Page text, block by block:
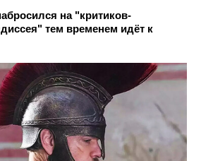
на "критиков-
тем временем идёт к